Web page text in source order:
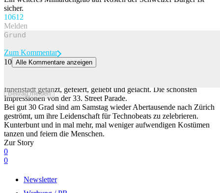
sicher.
10612
Melden
Beitrag melden
Zum Kommentar
10 Alle Kommentare anzeigen
Innenstadt getanzt, gefeiert, geliebt und gelacht. Die schönsten
Impressionen von der 33. Street Parade.
Bei gut 30 Grad sind am Samstag wieder Abertausende nach Zürich
geströmt, um ihre Leidenschaft für Technobeats zu zelebrieren.
Kunterbunt und in mal mehr, mal weniger aufwendigen Kostümen
tanzen und feiern die Menschen.
Zur Story
0
0
Newsletter